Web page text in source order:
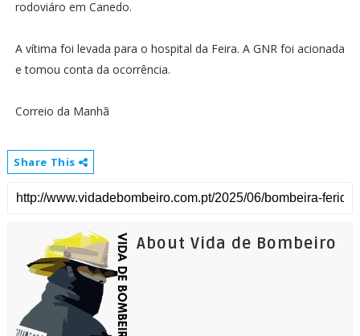
rodoviáro em Canedo.
A vítima foi levada para o hospital da Feira. A GNR foi acionada
e tomou conta da ocorrência.
Correio da Manhã
Share This
About Vida de Bombeiro